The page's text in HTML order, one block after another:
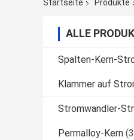
Startseite
Produkte
ALLE
Spalten-Kern-
Klammer auf
Stromwandler-
Permalloy-Kern